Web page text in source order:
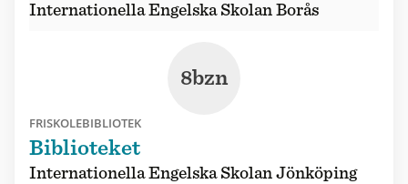
Internationella Engelska Skolan Borås
8bzn
FRISKOLEBIBLIOTEK
Biblioteket
Internationella Engelska Skolan Jönköping